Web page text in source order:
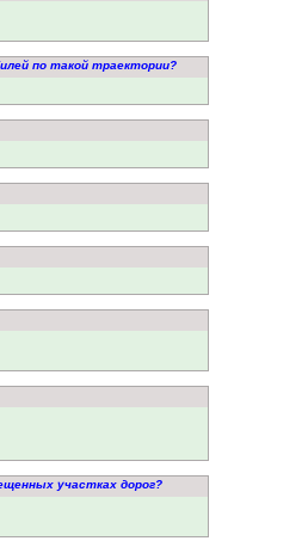
по такой траектории?
участках дорог?